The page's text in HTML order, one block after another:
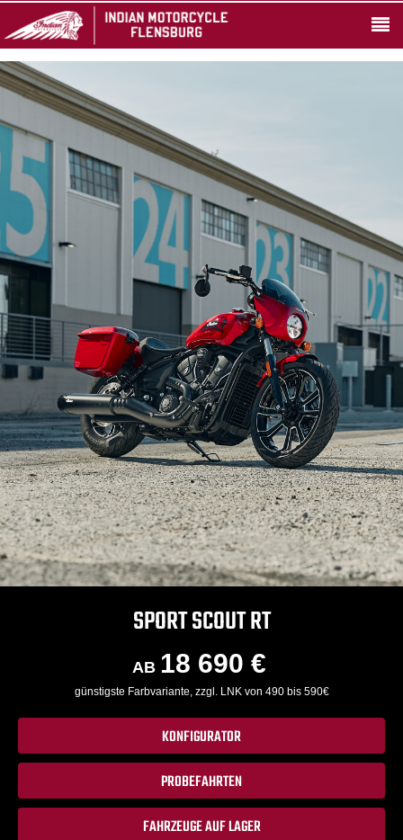
SPORT SCOUT RT
AB 18 690 €
günstigste Farbvariante, zzgl. LNK von 490 bis 590€
KONFIGURATOR
PROBEFAHRTEN
FAHRZEUGE AUF LAGER